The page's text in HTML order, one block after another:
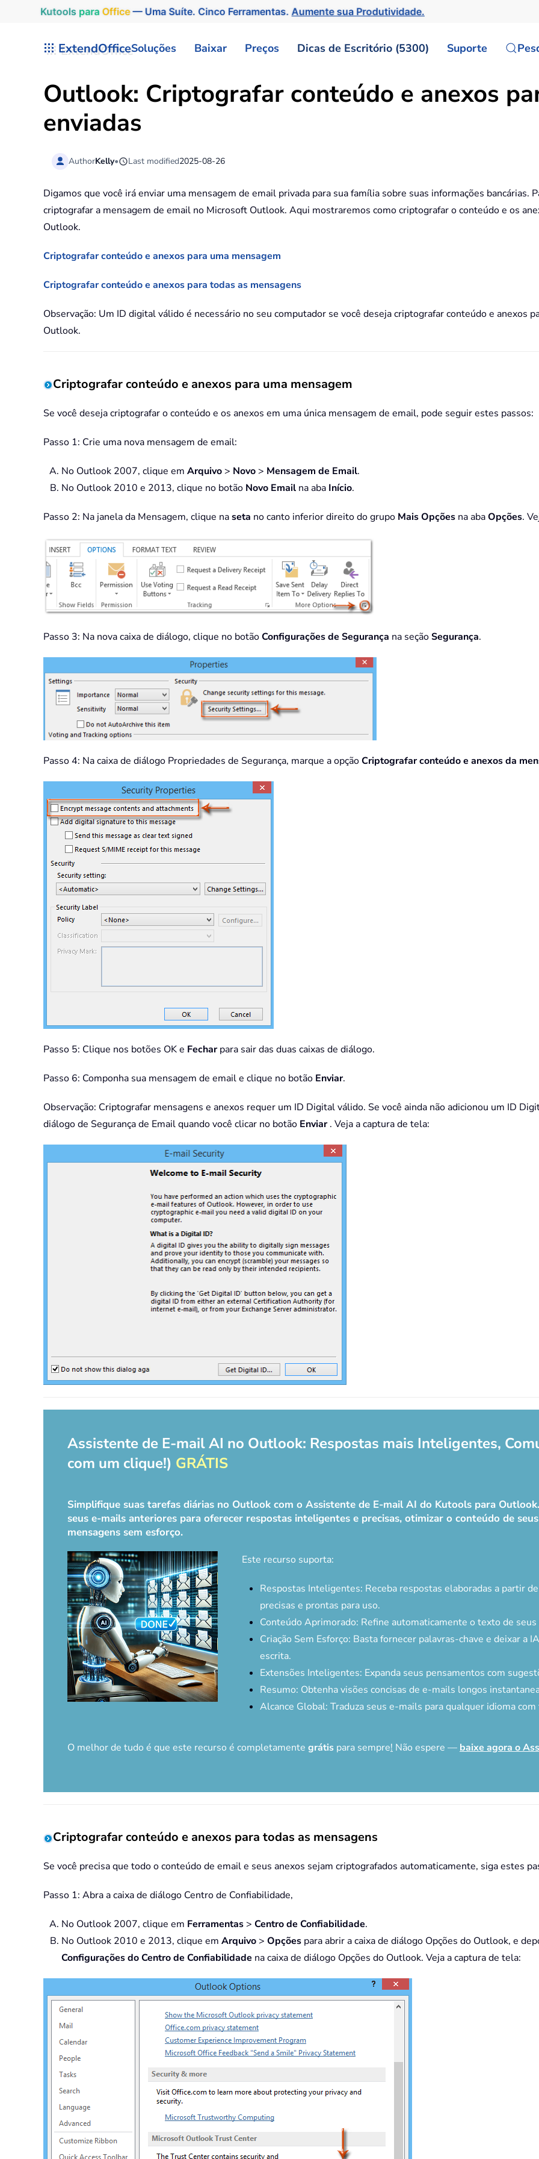
Kutools para Office— Uma Suíte. Cinco Ferramentas.Aumente sua Produtividade.
ExtendOfficeSoluções Baixar Preços Dicas de Escritório (5300) Suporte
Outlook: Criptografar conteúdo e anexos
enviadas
AuthorKelly• Last modified2025-08-26
Digamos que você irá enviar uma mensagem de email privada para sua família sobre suas informações bancárias.
criptografar a mensagem de email no Microsoft Outlook. Aqui mostraremos como criptografar o conteúdo e os
Outlook.
Criptografar conteúdo e anexos para uma mensagem
Criptografar conteúdo e anexos para todas as mensagens
Observação: Um ID digital válido é necessário no seu computador se você deseja criptografar conteúdo e anexos
Outlook.
Criptografar conteúdo e anexos para uma mensagem
Se você deseja criptografar o conteúdo e os anexos em uma única mensagem de email, pode seguir estes passos:
Passo 1: Crie uma nova mensagem de email:
No Outlook 2007, clique em Arquivo > Novo > Mensagem de Email.
No Outlook 2010 e 2013, clique no botão Novo Email na aba Início.
Passo 2: Na janela da Mensagem, clique naseta no canto inferior direito do grupo Mais Opções na abaOpções.
Passo 3: Na nova caixa de diálogo, clique no botãoConfigurações de Segurança na seçãoSegurança.
Passo 4: Na caixa de diálogo Propriedades de Segurança, marque a opçãoCriptografar conteúdo e anexos da
Passo 5: Clique nos botões OK e Fecharpara sair das duas caixas de diálogo.
Passo 6: Componha sua mensagem de email e clique no botão Enviar.
Observação: Criptografar mensagens e anexos requer um ID Digital válido. Se você ainda não adicionou um ID
diálogo de Segurança de Email quando você clicar no botão Enviar. Veja a captura de tela:
Assistente de E-mail AI no Outlook: Respostas mais Inteligentes,
com um clique!) GRÁTIS
Simplifique suas tarefas diárias no Outlook com o Assistente de E-mail AI do Kutools para
seus e-mails anteriores para oferecer respostas inteligentes e precisas, otimizar o conteúdo de
mensagens sem esforço.
Este recurso suporta:
Respostas Inteligentes: Receba respostas elaboradas a partir
precisas e prontas para uso.
Conteúdo Aprimorado: Refine automaticamente o texto de
Criação Sem Esforço: Basta fornecer palavras-chave e deixar a
escrita.
Extensões Inteligentes: Expanda seus pensamentos com
Resumo: Obtenha visões concisas de e-mails longos
Alcance Global: Traduza seus e-mails para qualquer idioma com
O melhor de tudo é que este recurso é completamente grátis para sempre! Não espere —baixe agora o
Criptografar conteúdo e anexos para todas as mensagens
Se você precisa que todo o conteúdo de email e seus anexos sejam criptografados automaticamente, siga estes
Passo 1: Abra a caixa de diálogo Centro de Confiabilidade,
No Outlook 2007, clique em Ferramentas > Centro de Confiabilidade.
No Outlook 2010 e 2013, clique em Arquivo > Opções para abrir a caixa de diálogo Opções do Outlook, e
Configurações do Centro de Confiabilidade na caixa de diálogo Opções do Outlook. Veja a captura de tela: